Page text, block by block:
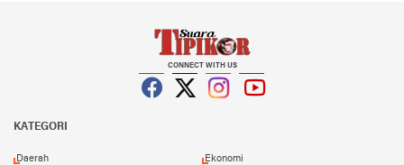
CONNECT WITH US
KATEGORI
Daerah Ekonomi